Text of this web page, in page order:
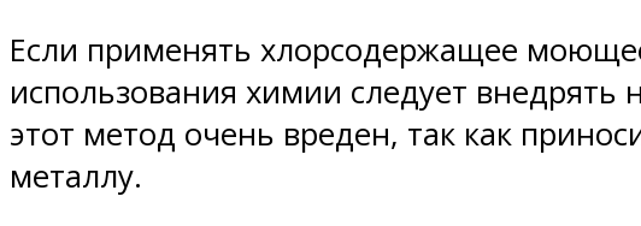
Если применять хлорсодержащее
использования химии следует
этот метод очень вреден, так как
металлу.